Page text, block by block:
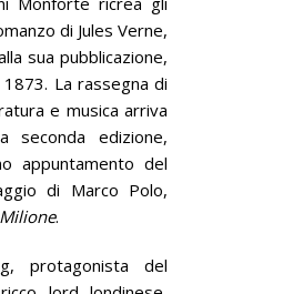
di Jules Verne,
sua pubblicazione,
La rassegna di
e musica arriva
seconda edizione,
appuntamento del
di Marco Polo,
.
protagonista del